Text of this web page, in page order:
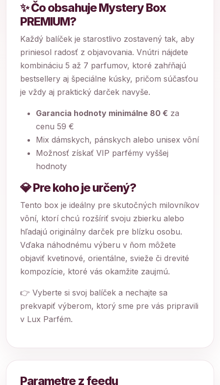
✨ Čo obsahuje Mystery Box
PREMIUM?
Každý balíček je starostlivo zostavený tak, aby
priniesol radosť z objavovania. Vnútri nájdete
kombináciu 5 až 7 parfumov, ktoré zahŕňajú
bestsellery aj špeciálne kúsky, pričom súčasťou
je vždy aj praktický darček navyše.
Garancia hodnoty minimálne 80 € za
cenu 59 €
Mix dámskych, pánskych alebo unisex vôní
Možnosť získať VIP parfémy vyššej
hodnoty
💎 Pre koho je určený?
Tento box je ideálny pre skutočných milovníkov
vôní, ktorí chcú rozšíriť svoju zbierku alebo
hľadajú originálny darček pre blízku osobu.
Vďaka náhodnému výberu v ňom môžete
objaviť kvetinové, orientálne, svieže či drevité
kompozície, ktoré vás okamžite zaujmú.
👉 Vyberte si svoj balíček a nechajte sa
prekvapiť výberom, ktorý sme pre vás pripravili
v Lux Parfém.
Parametre z feedu